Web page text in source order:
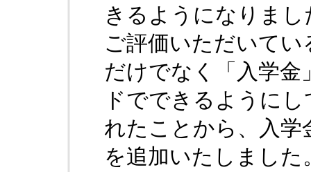
きるようになりま
ご評価いただいて
だけでなく「入学
ドでできるように
れたことから、入
を追加いたしまし